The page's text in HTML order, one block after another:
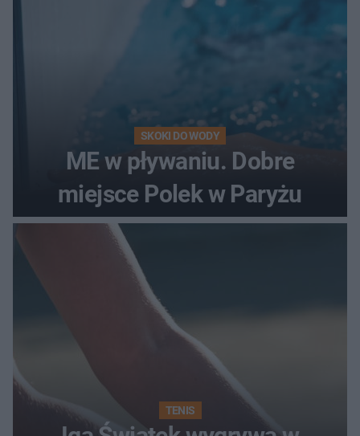
SKOKI DO WODY
ME w pływaniu. Dobre
miejsce Polek w Paryżu
TENIS